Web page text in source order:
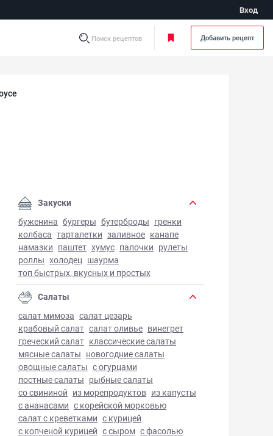
Вход
Поиск рецептов Добавить рецепт
в сливочном соусе - фото готового блюда
Закуски
буженина бургеры бутерброды гренки
колбаса тарталетки заливное канапе
намазки паштет хумус палочки рулеты
роллы холодец шаурма
топ быстрых, вкусных и простых
Салаты
салат мимоза салат цезарь
крабовый салат салат оливье винегрет
греческий салат классические салаты
мясные салаты новогодние салаты
овощные салаты с огурцами
постные салаты рыбные салаты
со свининой из морепродуктов из капусты
с ананасами с корейской морковью
салат с креветками с курицей
с копченой курицей с сыром с фасолью